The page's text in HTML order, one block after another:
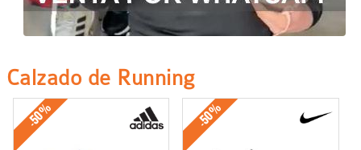
Calzado de Running
-50% -50%